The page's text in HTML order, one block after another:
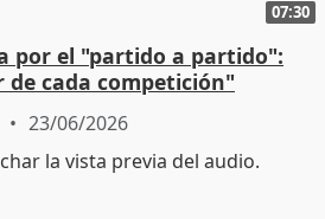
07:30
por el "partido a partido":
cada competición"
23/06/2026